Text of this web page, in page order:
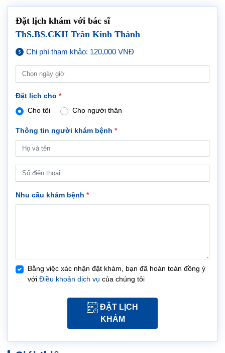
Đặt lịch khám với bác sĩ
ThS.BS.CKII Trần Kinh Thành
Chi phí tham khảo: 120,000 VNĐ
Đặt lịch cho *
Cho tôi
Cho người thân
Thông tin người khám bệnh *
Nhu cầu khám bệnh *
Bằng việc xác nhận đặt khám, bạn đã hoàn toàn đồng ý
với Điều khoản dịch vụ của chúng tôi
ĐẶT LỊCH
KHÁM